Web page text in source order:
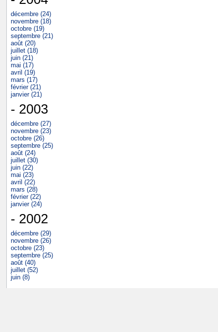
décembre (24)
novembre (18)
octobre (19)
septembre (21)
août (20)
juillet (18)
juin (21)
mai (17)
avril (19)
mars (17)
février (21)
janvier (21)
- 2003
décembre (27)
novembre (23)
octobre (26)
septembre (25)
août (24)
juillet (30)
juin (22)
mai (23)
avril (22)
mars (28)
février (22)
janvier (24)
- 2002
décembre (29)
novembre (26)
octobre (23)
septembre (25)
août (40)
juillet (52)
juin (8)